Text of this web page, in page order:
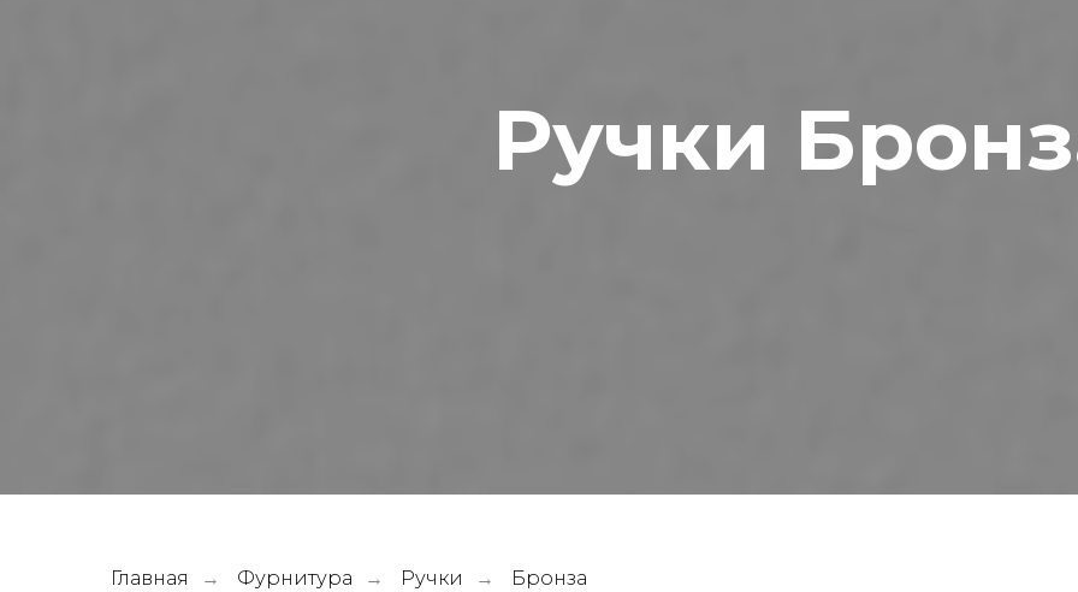
Ручки
Главная → Фурнитура → Ручки → Бронза